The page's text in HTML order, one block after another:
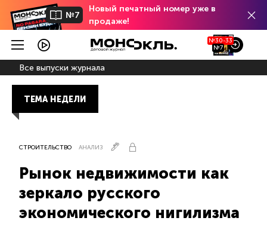
№7
Новый печатный номер уже в
продаже!
№30-33
№7
Все выпуски журнала
ТЕМА НЕДЕЛИ
СТРОИТЕЛЬСТВО АНАЛИЗ
Рынок недвижимости как
зеркало русского
экономического нигилизма